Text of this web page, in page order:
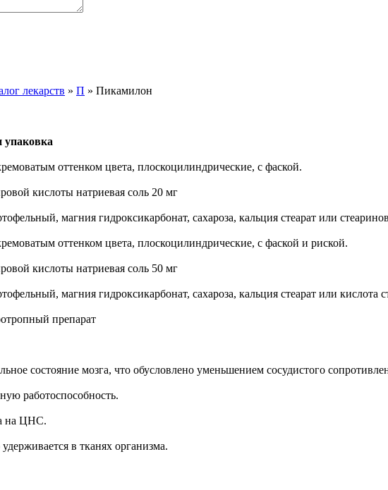
лекарств » П » Пикамилон
упаковка
оттенком цвета, плоскоцилиндрические, с фаской.
кислоты натриевая соль 20 мг
магния гидроксикарбонат, сахароза, кальция стеарат или
оттенком цвета, плоскоцилиндрические, с фаской и риской.
кислоты натриевая соль 50 мг
магния гидроксикарбонат, сахароза, кальция стеарат или кислота
препарат
состояние мозга, что обусловлено уменьшением сосудистого
работоспособность.
на ЦНС.
в тканях организма.